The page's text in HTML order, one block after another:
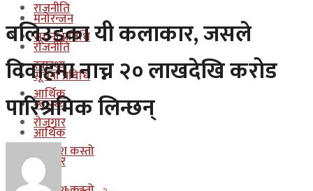
राजनीति
सूचना प्रबिधि
स्वास्थ्य
आर्थिक
रोजगार
कुन देश कस्तो
इजरायल
मनोरन्जन
राजनीति
सूचना प्रबिधि
स्वास्थ्य
आर्थिक
रोजगार
बलिउडका यी कलाकार, जसले
विवाहमा नाच्न २० लाखदेखि करोड
पारिश्रमिक लिन्छन्